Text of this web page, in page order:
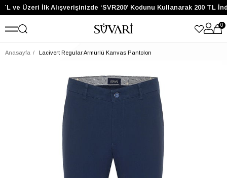
ve Üzeri İlk Alışverişinizde ‘SVR200’ Kodunu Kullanarak 200 TL
0
Anasayfa Lacivert Regular Armürlü Kanvas Pantolon